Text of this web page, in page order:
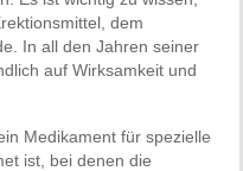
dem
In all den Jahren seiner
auf Wirksamkeit und
Medikament für spezielle
ist, bei denen die